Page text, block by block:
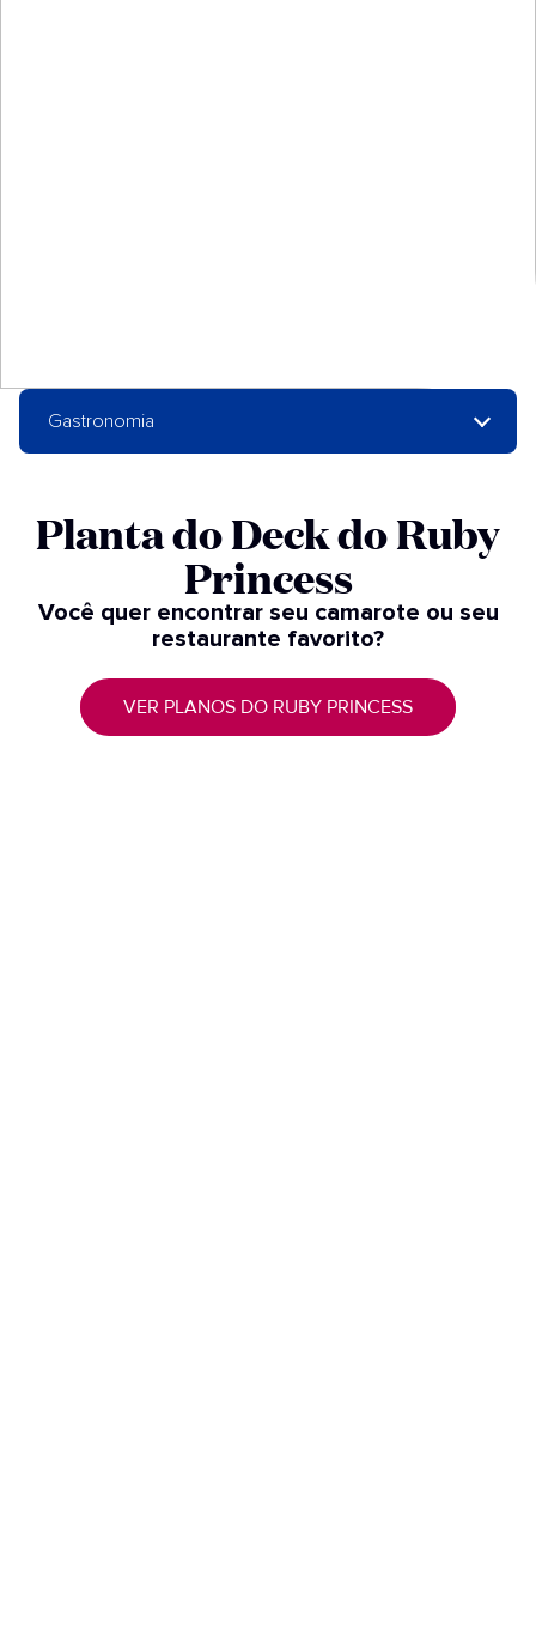
Gastronomia
Planta do Deck do Ruby
Princess
Você quer encontrar seu camarote ou seu
restaurante favorito?
VER PLANOS DO RUBY PRINCESS